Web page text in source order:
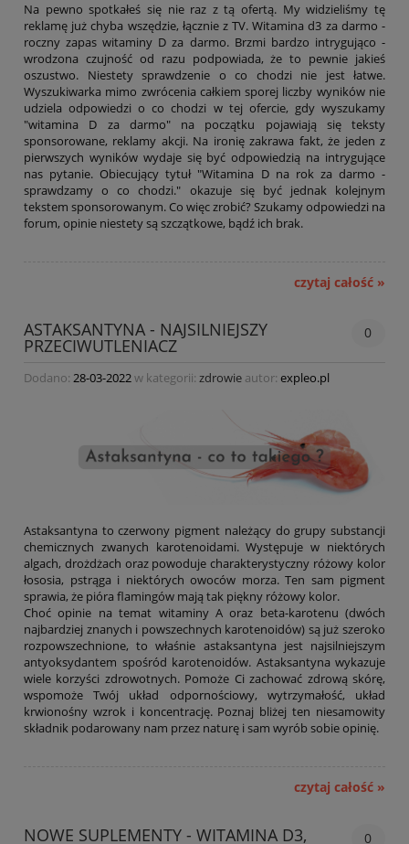
Na pewno spotkałeś się nie raz z tą ofertą. My widzieliśmy tę
reklamę już chyba wszędzie, łącznie z TV. Witamina d3 za darmo -
roczny zapas witaminy D za darmo. Brzmi bardzo intrygująco -
wrodzona czujność od razu podpowiada, że to pewnie jakieś
oszustwo. Niestety sprawdzenie o co chodzi nie jest łatwe.
Wyszukiwarka mimo zwrócenia całkiem sporej liczby wyników nie
udziela odpowiedzi o co chodzi w tej ofercie, gdy wyszukamy
"witamina D za darmo" na początku pojawiają się teksty
sponsorowane, reklamy akcji. Na ironię zakrawa fakt, że jeden z
pierwszych wyników wydaje się być odpowiedzią na intrygujące
nas pytanie. Obiecujący tytuł "Witamina D na rok za darmo -
sprawdzamy o co chodzi." okazuje się być jednak kolejnym
tekstem sponsorowanym. Co więc zrobić? Szukamy odpowiedzi na
forum, opinie niestety są szczątkowe, bądź ich brak.
czytaj całość »
ASTAKSANTYNA - NAJSILNIEJSZY
PRZECIWUTLENIACZ
0
Dodano: 28-03-2022w kategorii: zdrowie autor: expleo.pl
Astaksantyna to czerwony pigment należący do grupy substancji
chemicznych zwanych karotenoidami. Występuje w niektórych
algach, drożdżach oraz powoduje charakterystyczny różowy kolor
łososia, pstrąga i niektórych owoców morza. Ten sam pigment
sprawia, że pióra flamingów mają tak piękny różowy kolor.
Choć opinie na temat witaminy A oraz beta-karotenu (dwóch
najbardziej znanych i powszechnych karotenoidów) są już szeroko
rozpowszechnione, to właśnie astaksantyna jest najsilniejszym
antyoksydantem spośród karotenoidów. Astaksantyna wykazuje
wiele korzyści zdrowotnych. Pomoże Ci zachować zdrową skórę,
wspomoże Twój układ odpornościowy, wytrzymałość, układ
krwionośny wzrok i koncentrację. Poznaj bliżej ten niesamowity
składnik podarowany nam przez naturę i sam wyrób sobie opinię.
czytaj całość »
NOWE SUPLEMENTY - WITAMINA D3, 0